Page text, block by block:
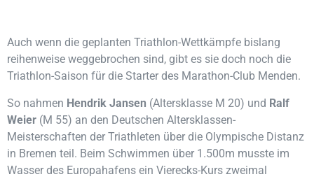
Auch wenn die geplanten Triathlon-Wettkämpfe bislang
reihenweise weggebrochen sind, gibt es sie doch noch die
Triathlon-Saison für die Starter des Marathon-Club Menden.
So nahmen Hendrik Jansen (Altersklasse M 20) und Ralf
Weier (M 55) an den Deutschen Altersklassen-
Meisterschaften der Triathleten über die Olympische Distanz
in Bremen teil. Beim Schwimmen über 1.500m musste im
Wasser des Europahafens ein Vierecks-Kurs zweimal